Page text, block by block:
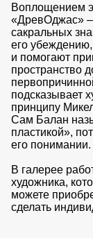
Воплощением
«ДревОджас» –
сакральных
его убеждению,
и помогают
пространство
подсказывает
принципу
Сам Балан
пластикой»,
его понимании.
В галерее
художника,
можете
сделать